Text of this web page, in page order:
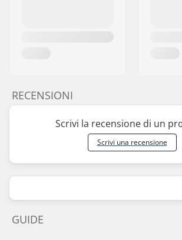
RECENSIONI
Scrivi la recensione di un
Scrivi una recensione
GUIDE